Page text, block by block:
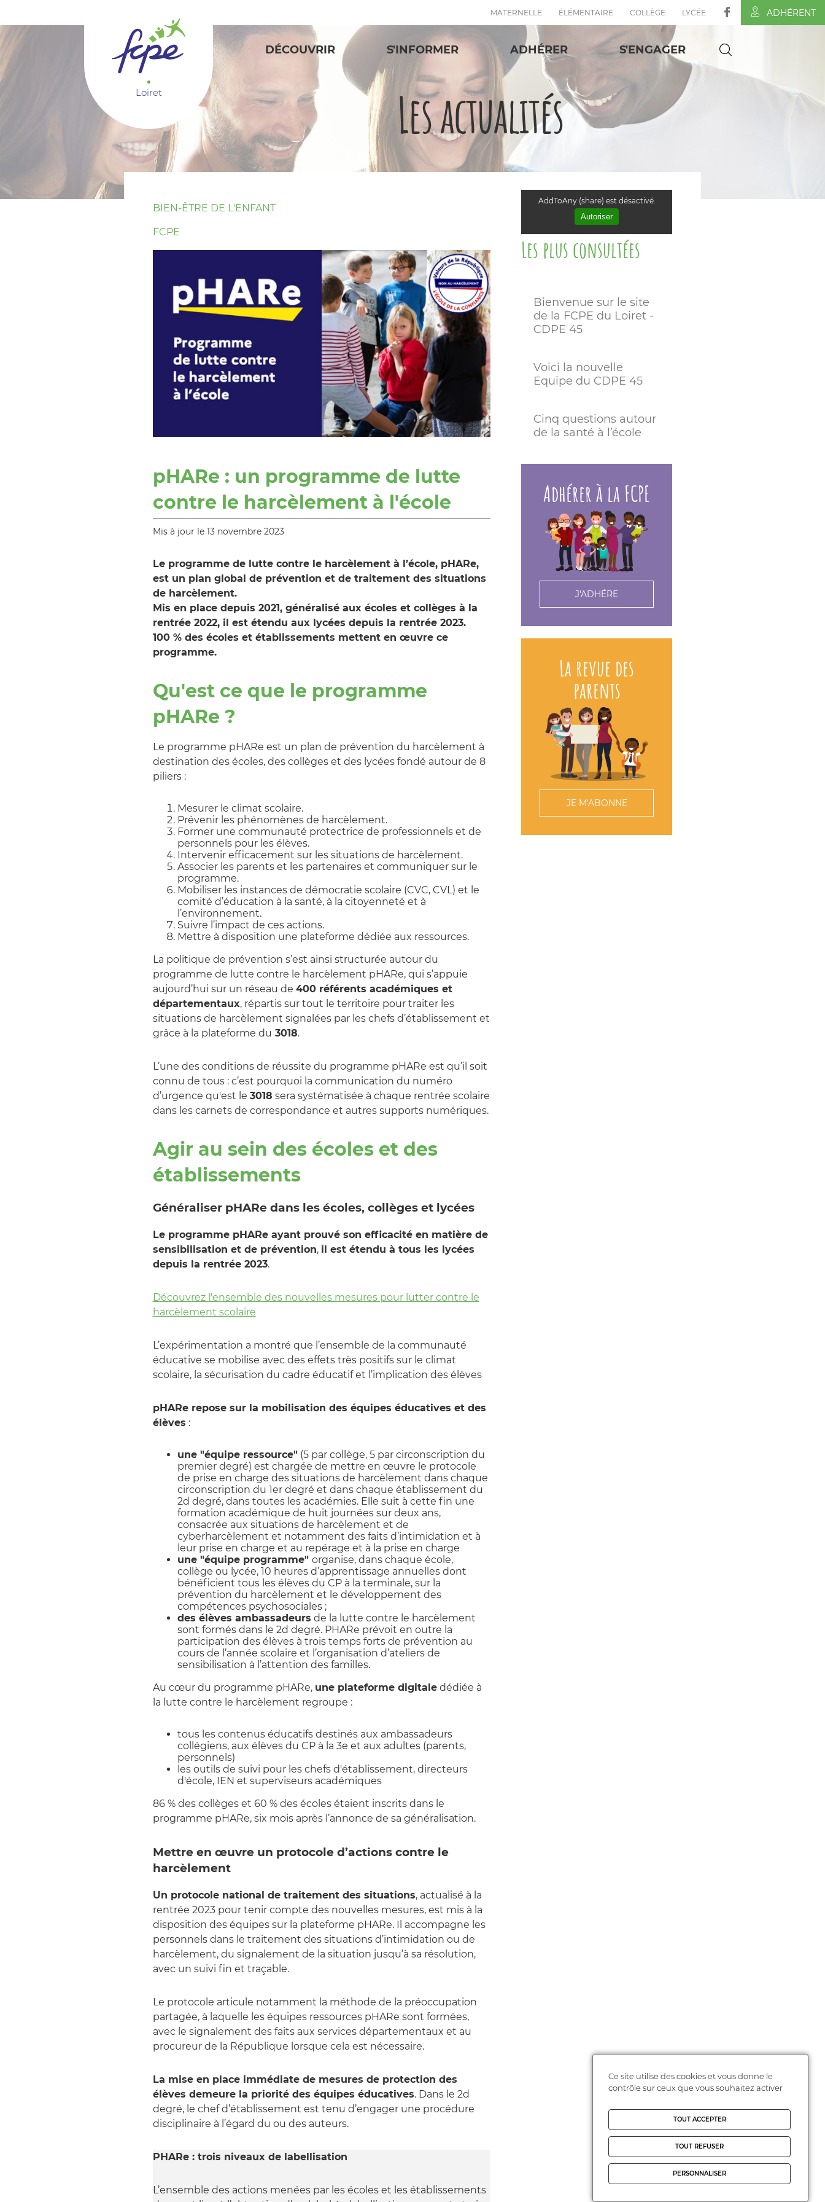
MATERNELLE ÉLÉMENTAIRE COLLÈGE LYCÉE ADHÉRENT
Loiret
DÉCOUVRIR S'INFORMER ADHÉRER S'ENGAGER
Les actualités
BIEN-ÊTRE DE L'ENFANT
FCPE
pHARe : un programme de lutte
contre le harcèlement à l'école
Mis à jour le 13 novembre 2023
Le programme de lutte contre le harcèlement à l’école, pHARe,
est un plan global de prévention et de traitement des situations
de harcèlement.
Mis en place depuis 2021, généralisé aux écoles et collèges à la
rentrée 2022, il est étendu aux lycées depuis la rentrée 2023.
100 % des écoles et établissements mettent en œuvre ce
programme.
Qu'est ce que le programme
pHARe ?
Le programme pHARe est un plan de prévention du harcèlement à
destination des écoles, des collèges et des lycées fondé autour de 8
piliers :
Mesurer le climat scolaire.
Prévenir les phénomènes de harcèlement.
Former une communauté protectrice de professionnels et de
personnels pour les élèves.
Intervenir efficacement sur les situations de harcèlement.
Associer les parents et les partenaires et communiquer sur le
programme.
Mobiliser les instances de démocratie scolaire (CVC, CVL) et le
comité d’éducation à la santé, à la citoyenneté et à
l’environnement.
Suivre l’impact de ces actions.
Mettre à disposition une plateforme dédiée aux ressources.
La politique de prévention s’est ainsi structurée autour du
programme de lutte contre le harcèlement pHARe, qui s’appuie
aujourd’hui sur un réseau de 400 référents académiques et
départementaux, répartis sur tout le territoire pour traiter les
situations de harcèlement signalées par les chefs d’établissement et
grâce à la plateforme du 3018.
L’une des conditions de réussite du programme pHARe est qu’il soit
connu de tous : c’est pourquoi la communication du numéro
d’urgence qu'est le 3018 sera systématisée à chaque rentrée scolaire
dans les carnets de correspondance et autres supports numériques.
Agir au sein des écoles et des
établissements
Généraliser pHARe dans les écoles, collèges et lycées
Le programme pHARe ayant prouvé son efficacité en matière de
sensibilisation et de prévention, il est étendu à tous les lycées
depuis la rentrée 2023.
Découvrez l'ensemble des nouvelles mesures pour lutter contre le
harcèlement scolaire
L’expérimentation a montré que l’ensemble de la communauté
éducative se mobilise avec des effets très positifs sur le climat
scolaire, la sécurisation du cadre éducatif et l’implication des élèves
pHARe repose sur la mobilisation des équipes éducatives et des
élèves :
une "équipe ressource"(5 par collège, 5 par circonscription du
premier degré) est chargée de mettre en œuvre le protocole
de prise en charge des situations de harcèlement dans chaque
circonscription du 1er degré et dans chaque établissement du
2d degré, dans toutes les académies. Elle suit à cette fin une
formation académique de huit journées sur deux ans,
consacrée aux situations de harcèlement et de
cyberharcèlement et notamment des faits d’intimidation et à
leur prise en charge et au repérage et à la prise en charge
une "équipe programme" organise, dans chaque école,
collège ou lycée, 10 heures d’apprentissage annuelles dont
bénéficient tous les élèves du CP à la terminale, sur la
prévention du harcèlement et le développement des
compétences psychosociales ;
des élèves ambassadeurs de la lutte contre le harcèlement
sont formés dans le 2d degré. PHARe prévoit en outre la
participation des élèves à trois temps forts de prévention au
cours de l’année scolaire et l’organisation d’ateliers de
sensibilisation à l’attention des familles.
Au cœur du programme pHARe, une plateforme digitaledédiée à
la lutte contre le harcèlement regroupe :
tous les contenus éducatifs destinés aux ambassadeurs
collégiens, aux élèves du CP à la 3e et aux adultes (parents,
personnels)
les outils de suivi pour les chefs d'établissement, directeurs
d'école, IEN et superviseurs académiques
86 % des collèges et 60 % des écoles étaient inscrits dans le
programme pHARe, six mois après l’annonce de sa généralisation.
Mettre en œuvre un protocole d’actions contre le
harcèlement
Un protocole national de traitement des situations, actualisé à la
rentrée 2023 pour tenir compte des nouvelles mesures, est mis à la
disposition des équipes sur la plateforme pHARe. Il accompagne les
personnels dans le traitement des situations d’intimidation ou de
harcèlement, du signalement de la situation jusqu’à sa résolution,
avec un suivi fin et traçable.
Le protocole articule notamment la méthode de la préoccupation
partagée, à laquelle les équipes ressources pHARe sont formées,
avec le signalement des faits aux services départementaux et au
procureur de la République lorsque cela est nécessaire.
La mise en place immédiate de mesures de protection des
élèves demeure la priorité des équipes éducatives. Dans le 2d
degré, le chef d’établissement est tenu d’engager une procédure
disciplinaire à l’égard du ou des auteurs.
PHARe : trois niveaux de labellisation
L’ensemble des actions menées par les écoles et les établissements
AddToAny (share) est désactivé.
Autoriser
Les plus consultées
Bienvenue sur le site
de la FCPE du Loiret -
CDPE 45
Voici la nouvelle
Equipe du CDPE 45
Cinq questions autour
de la santé à l’école
Adhérer à la FCPE
J'ADHÉRE
La revue des
parents
JE M'ABONNE
Ce site utilise des cookies et vous donne le
contrôle sur ceux que vous souhaitez activer
TOUT ACCEPTER
TOUT REFUSER
PERSONNALISER